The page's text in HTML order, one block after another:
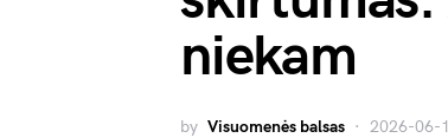
niekam
by Visuomenės balsas 2026-06-